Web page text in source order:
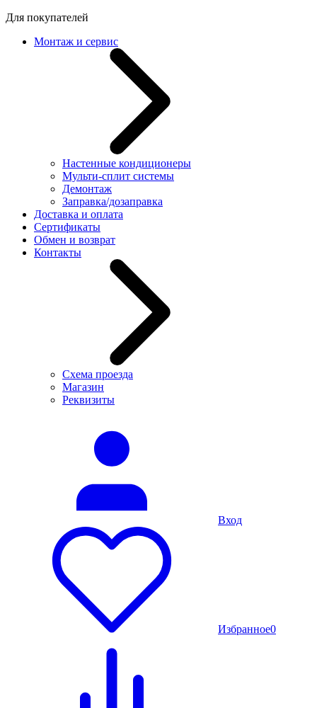
Для покупателей
Монтаж и сервис
Настенные кондиционеры
Мульти-сплит системы
Демонтаж
Заправка/дозаправка
Доставка и оплата
Сертификаты
Обмен и возврат
Контакты
Схема проезда
Магазин
Реквизиты
Вход
Избранное0